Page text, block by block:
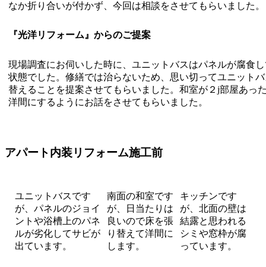
なか折り合いが付かず、今回は相談をさせてもらいました。
『光洋リフォーム』からのご提案
現場調査にお伺いした時に、ユニットバスはパネルが腐食
状態でした。修繕では治らないため、思い切ってユニット
替えることを提案させてもらいました。和室が２j部屋あっ
洋間にするようにお話をさせてもらいました。
アパート内装リフォーム施工前
ユニットバスです
が、パネルのジョイ
ントや浴槽上のパネ
ルが劣化してサビが
出ています。
南面の和室です
が、日当たりは
良いので床を張
り替えて洋間に
します。
キッチンです
が、北面の壁は
結露と思われる
シミや窓枠が腐
っています。